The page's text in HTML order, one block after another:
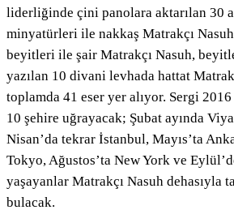
liderliğinde çini panolara aktarılan 30
minyatürleri ile nakkaş Matrakçı
beyitleri ile şair Matrakçı Nasuh,
yazılan 10 divani levhada hattat
toplamda 41 eser yer alıyor. Sergi 2016
10 şehire uğrayacak; Şubat ayında
Nisan’da tekrar İstanbul, Mayıs’ta
Tokyo, Ağustos’ta New York ve
yaşayanlar Matrakçı Nasuh dehasıyla
bulacak.